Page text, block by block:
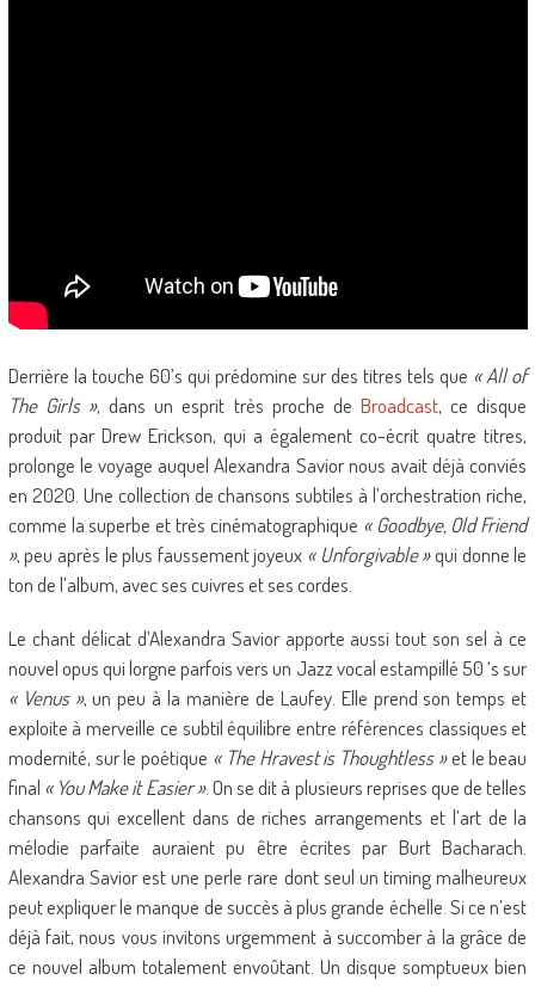
Derrière la touche 60’s qui prédomine sur des titres tels que « All of
The Girls », dans un esprit très proche deBroadcast, ce disque
produit par Drew Erickson, qui a également co-écrit quatre titres,
prolonge le voyage auquel Alexandra Savior nous avait déjà conviés
en 2020. Une collection de chansons subtiles à l’orchestration riche,
comme la superbe et très cinématographique « Goodbye, Old Friend
», peu après le plus faussement joyeux « Unforgivable »qui donne le
ton de l’album, avec ses cuivres et ses cordes.
Le chant délicat d’Alexandra Savior apporte aussi tout son sel à ce
nouvel opus qui lorgne parfois vers un Jazz vocal estampillé 50 ‘s sur
« Venus », un peu à la manière de Laufey. Elle prend son temps et
exploite à merveille ce subtil équilibre entre références classiques et
modernité, sur le poétique « The Hravest is Thoughtless »et le beau
final « You Make it Easier ». On se dit à plusieurs reprises que de telles
chansons qui excellent dans de riches arrangements et l’art de la
mélodie parfaite auraient pu être écrites par Burt Bacharach.
Alexandra Savior est une perle rare dont seul un timing malheureux
peut expliquer le manque de succès à plus grande échelle. Si ce n’est
déjà fait, nous vous invitons urgemment à succomber à la grâce de
ce nouvel album totalement envoûtant. Un disque somptueux bien